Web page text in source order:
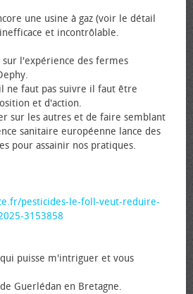
une usine à gaz (voir le détail
et incontrôlable.
l'expérience des fermes
ne faut pas suivre il faut être
et d'action.
sur les autres et de faire semblant
sanitaire européenne lance des
pour assainir nos pratiques.
pesticides-le-foll-veut-reduire-
3153858
puisse m'intriguer et vous
Guerlédan en Bretagne.